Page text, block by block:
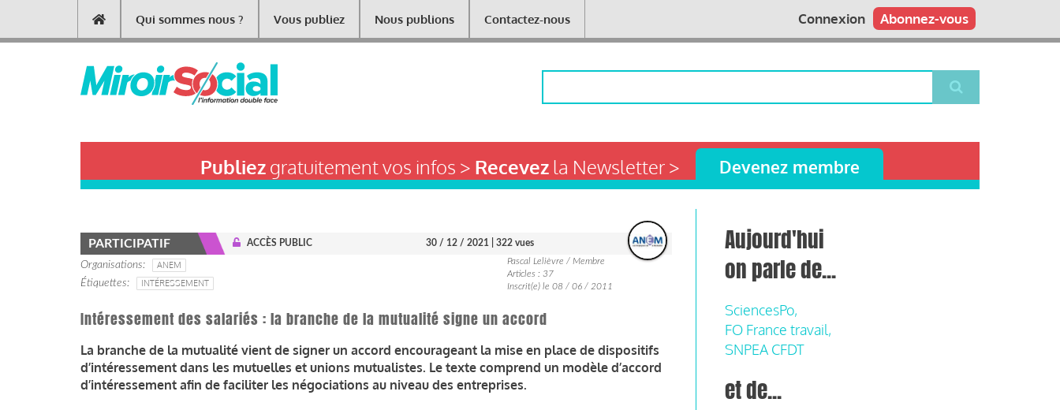
contenu
Main
navigation
Qui sommes nous ? Vous publiez Nous publions Contactez-nous Abonnez-vous
Connexion
Publiezgratuitement vos infos > Recevezla Newsletter > Devenez membre
PARTICIPATIF ACCÈS PUBLIC 30 / 12 / 2021 | 322 vues
Organisations
ANEM
Étiquettes
INTÉRESSEMENT
Pascal Lelièvre / Membre
Articles : 37
Inscrit(e) le 08 / 06 / 2011
Intéressement des salariés : la branche de la mutualité signe un accord
La branche de la mutualité vient de signer un accord encourageant la mise en place de dispositifs
d’intéressement dans les mutuelles et unions mutualistes. Le texte comprend un modèle d’accord
d’intéressement afin de faciliter les négociations au niveau des entreprises.
Aujourd'hui
on parle de...
SciencesPo,
FO France travail,
SNPEA CFDT
et de...